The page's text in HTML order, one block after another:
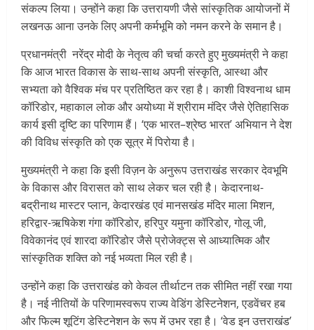
संकल्प लिया। उन्होंने कहा कि उत्तरायणी जैसे सांस्कृतिक आयोजनों में
लखनऊ आना उनके लिए अपनी कर्मभूमि को नमन करने के समान है।
प्रधानमंत्री नरेंद्र मोदी के नेतृत्व की चर्चा करते हुए मुख्यमंत्री ने कहा
कि आज भारत विकास के साथ-साथ अपनी संस्कृति, आस्था और
सभ्यता को वैश्विक मंच पर प्रतिष्ठित कर रहा है। काशी विश्वनाथ धाम
कॉरिडोर, महाकाल लोक और अयोध्या में श्रीराम मंदिर जैसे ऐतिहासिक
कार्य इसी दृष्टि का परिणाम हैं। ‘एक भारत–श्रेष्ठ भारत’ अभियान ने देश
की विविध संस्कृति को एक सूत्र में पिरोया है।
मुख्यमंत्री ने कहा कि इसी विज़न के अनुरूप उत्तराखंड सरकार देवभूमि
के विकास और विरासत को साथ लेकर चल रही है। केदारनाथ-
बद्रीनाथ मास्टर प्लान, केदारखंड एवं मानसखंड मंदिर माला मिशन,
हरिद्वार-ऋषिकेश गंगा कॉरिडोर, हरिपुर यमुना कॉरिडोर, गोलू जी,
विवेकानंद एवं शारदा कॉरिडोर जैसे प्रोजेक्ट्स से आध्यात्मिक और
सांस्कृतिक शक्ति को नई भव्यता मिल रही है।
उन्होंने कहा कि उत्तराखंड को केवल तीर्थाटन तक सीमित नहीं रखा गया
है। नई नीतियों के परिणामस्वरूप राज्य वेडिंग डेस्टिनेशन, एडवेंचर हब
और फिल्म शूटिंग डेस्टिनेशन के रूप में उभर रहा है। ‘वेड इन उत्तराखंड’